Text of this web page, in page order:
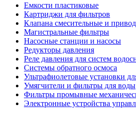
Емкости пластиковые
Картриджи для фильтров
Клапана смесительные и
Магистральные фильтры
Насосные станции и насосы
Редукторы давления
Реле давления для систем
Системы обратного осмоса
Ультрафиолетовые установки
Умягчители и фильтры для воды
Фильтры промывные
Электронные устройства